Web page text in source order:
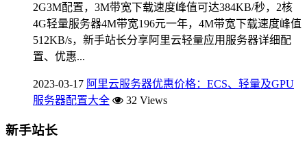
2G3M配置，3M带宽下载速度峰值可达384KB/秒，2核
4G轻量服务器4M带宽196元一年，4M带宽下载速度峰值
512KB/s，新手站长分享阿里云轻量应用服务器详细配
置、优惠...
2023-03-17 阿里云服务器优惠价格：ECS、轻量及GPU
服务器配置大全
32 Views
新手站长